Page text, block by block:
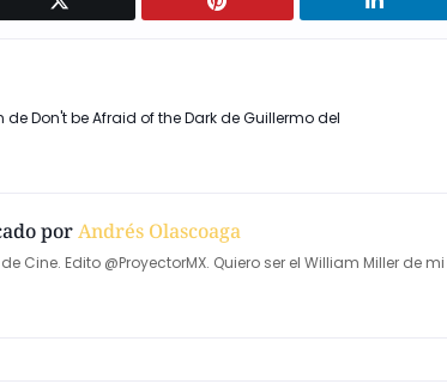
Don't be Afraid of the Dark de Guillermo del
porAndrés Olascoaga
Cine. Edito @ProyectorMX. Quiero ser el William Miller de